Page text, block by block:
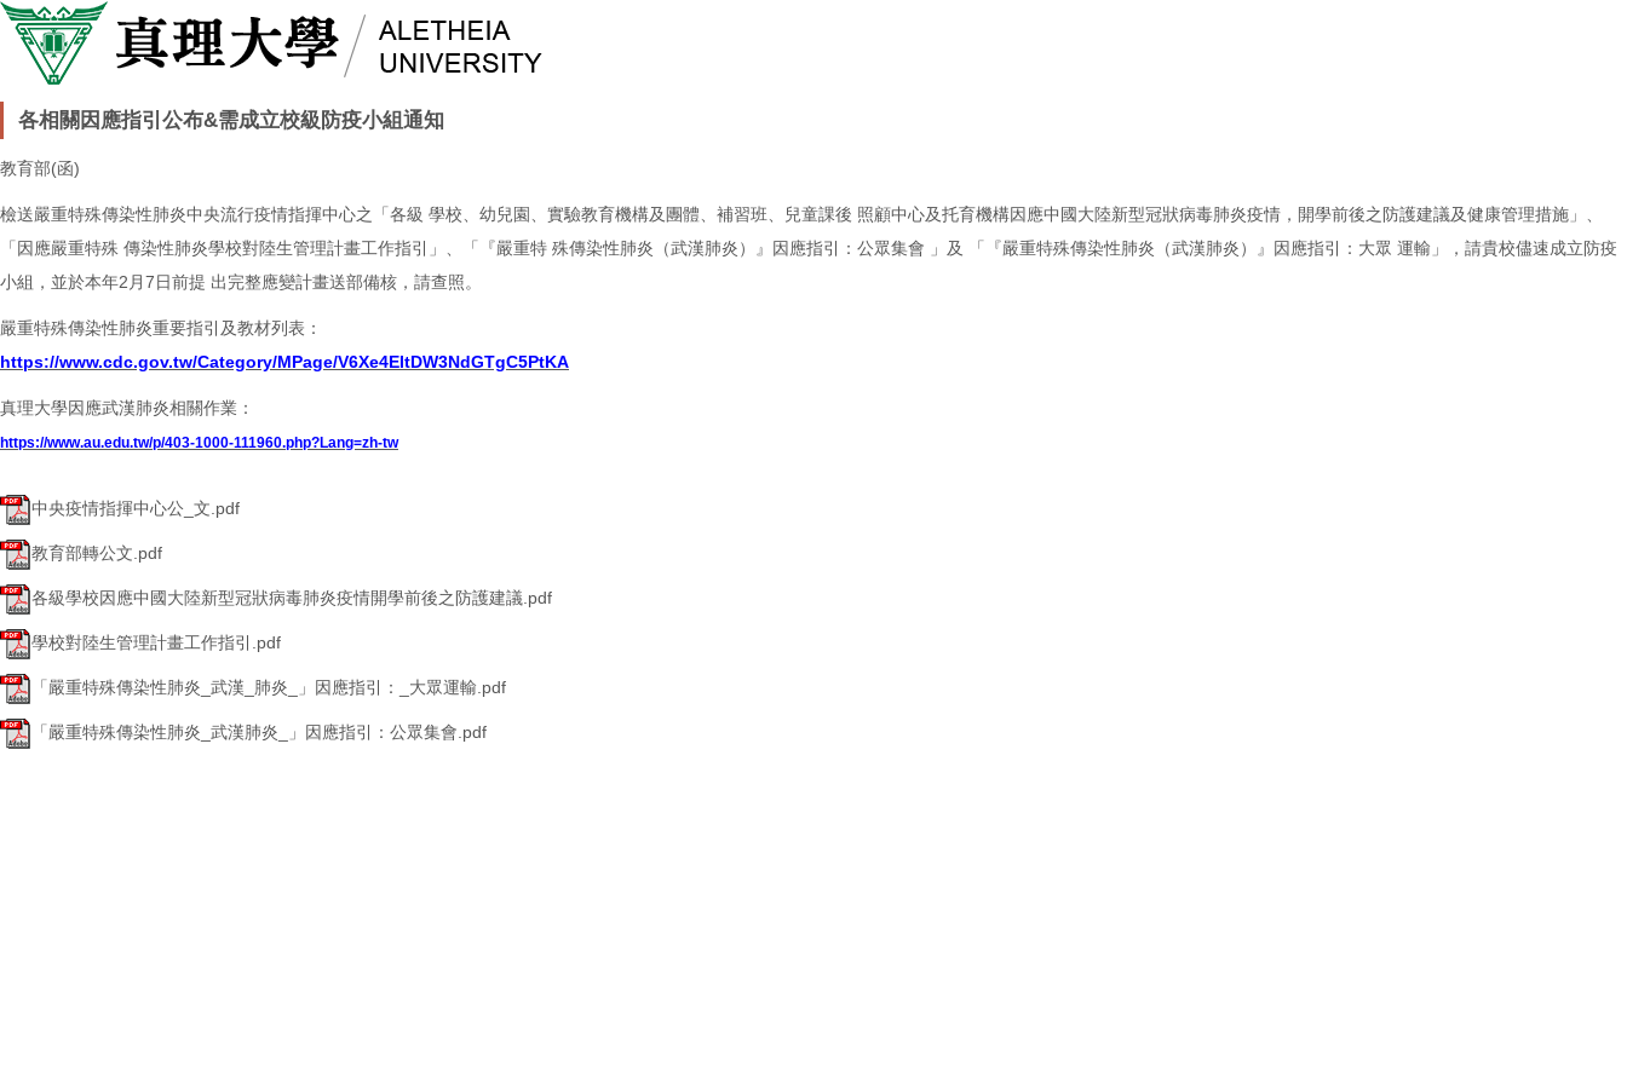
各相關因應指引公布&需成立校級防疫小組通知
教育部(函)
檢送嚴重特殊傳染性肺炎中央流行疫情指揮中心之「各級 學校、幼兒園、實驗教育機構及團體、補習班、兒童課後 照顧中心及托育機構因應中國大陸新型冠狀病毒肺炎疫情，開學前後之防護建議及健康管理措施」、
「因應嚴重特殊 傳染性肺炎學校對陸生管理計畫工作指引」、「『嚴重特 殊傳染性肺炎（武漢肺炎）』因應指引：公眾集會 」及 「『嚴重特殊傳染性肺炎（武漢肺炎）』因應指引：大眾 運輸」，請貴校儘速成立防疫
小組，並於本年2月7日前提 出完整應變計畫送部備核，請查照。
嚴重特殊傳染性肺炎重要指引及教材列表：
https://www.cdc.gov.tw/Category/MPage/V6Xe4EItDW3NdGTgC5PtKA
真理大學因應武漢肺炎相關作業：
https://www.au.edu.tw/p/403-1000-111960.php?Lang=zh-tw
中央疫情指揮中心公_文.pdf
教育部轉公文.pdf
各級學校因應中國大陸新型冠狀病毒肺炎疫情開學前後之防護建議.pdf
學校對陸生管理計畫工作指引.pdf
「嚴重特殊傳染性肺炎_武漢_肺炎_」因應指引：_大眾運輸.pdf
「嚴重特殊傳染性肺炎_武漢肺炎_」因應指引：公眾集會.pdf